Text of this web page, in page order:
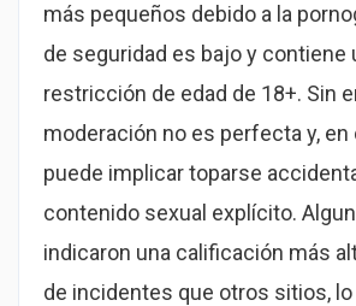
más pequeños debido a la
de seguridad es bajo y contiene
restricción de edad de 18+. Sin
moderación no es perfecta y, en
puede implicar toparse
contenido sexual explícito.
indicaron una calificación más
de incidentes que otros sitios,